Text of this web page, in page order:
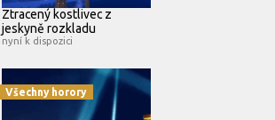
Ztracený kostlivec z
jeskyně rozkladu
nyní k dispozici
Všechny horory